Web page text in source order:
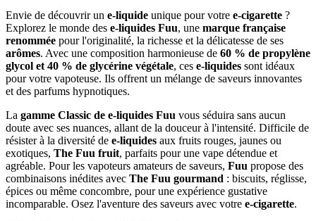
Envie de découvrir un e-liquide unique pour votre e-cigarette ?
Explorez le monde des e-liquides Fuu, une marque française
renommée pour l'originalité, la richesse et la délicatesse de ses
arômes. Avec une composition harmonieuse de 60 % de propylène
glycol et 40 % de glycérine végétale, ces e-liquides sont idéaux
pour votre vapoteuse. Ils offrent un mélange de saveurs innovantes
et des parfums hypnotiques.
La gamme Classic de e-liquides Fuu vous séduira sans aucun
doute avec ses nuances, allant de la douceur à l'intensité. Difficile de
résister à la diversité de e-liquides aux fruits rouges, jaunes ou
exotiques, The Fuu fruit, parfaits pour une vape détendue et
agréable. Pour les vapoteurs amateurs de saveurs, Fuu propose des
combinaisons inédites avec The Fuu gourmand : biscuits, réglisse,
épices ou même concombre, pour une expérience gustative
incomparable. Osez l'aventure des saveurs avec votre e-cigarette.